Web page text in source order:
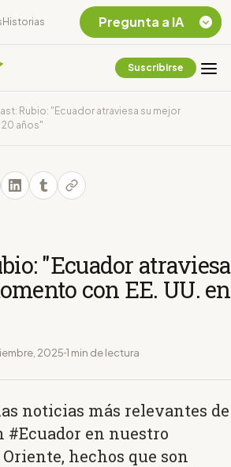
Historias
Suscribirse
Rubio: "Ecuador atraviesa su mejor
20 años"
"Ecuador atraviesa
con EE. UU. en
2025 1 min de lectura
noticias más relevantes de
#Ecuador en nuestro
hechos que son
Pregunta a IA
Chevron Ecuador